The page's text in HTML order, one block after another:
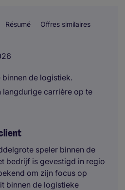
Résumé Offres similaires
de logistiek.
langdurige carrière op te
speler binnen de
bedrijf is gevestigd in regio
om zijn focus op
binnen de logistieke